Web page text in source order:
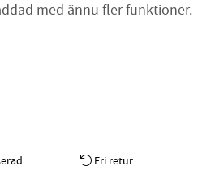
med ännu fler funktioner.
Fri retur